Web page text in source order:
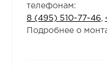
телефонам:
8 (495) 510-77-46
Подробнее о